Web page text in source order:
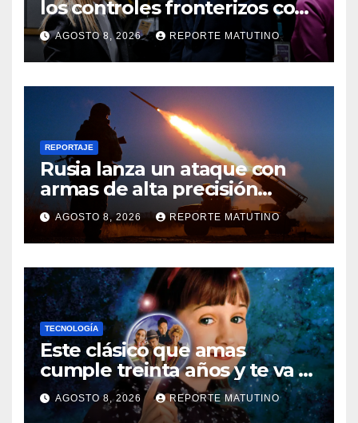
los controles fronterizos con
Italia tras el rechazo de Roma
a retirar las restricciones
AGOSTO 8, 2026 REPORTE MATUTINO
REPORTAJE
Rusia lanza un ataque con
armas de alta precisión
contra la industria militar en
Kiev
AGOSTO 8, 2026 REPORTE MATUTINO
TECNOLOGÍA
Este clásico que amas
cumple treinta años y te va a
sorprender su enorme
influencia en el cine
AGOSTO 8, 2026 REPORTE MATUTINO